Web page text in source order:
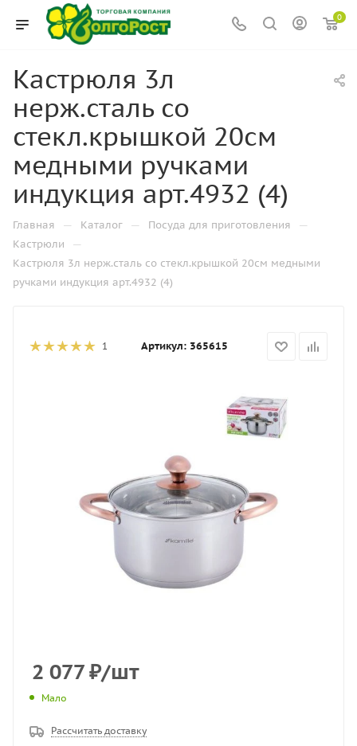
0
Кастрюля 3л
нерж.сталь со
стекл.крышкой 20см
медными ручками
индукция арт.4932 (4)
Главная — Каталог — Посуда для приготовления —
Кастрюли —
Кастрюля 3л нерж.сталь со стекл.крышкой 20см медными
ручками индукция арт.4932 (4)
1 Артикул: 365615
2 077₽/шт
Мало
Рассчитать доставку